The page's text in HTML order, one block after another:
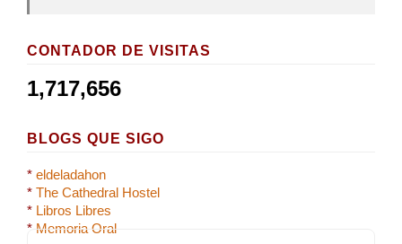
CONTADOR DE VISITAS
1,717,656
BLOGS QUE SIGO
* eldeladahon
* The Cathedral Hostel
* Libros Libres
* Memoria Oral